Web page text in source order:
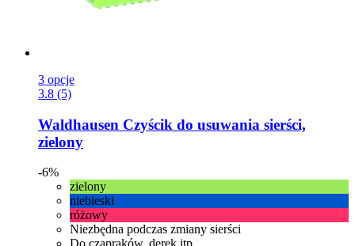
3 opcje
3.8 (5)
Waldhausen Czyścik do usuwania sierści,
zielony
-6%
zielony
niebieski
różowy
Niezbędna podczas zmiany sierści